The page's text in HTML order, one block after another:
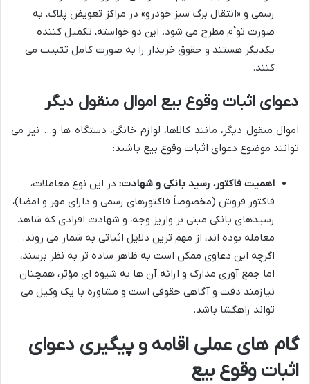
رسمی و «انتقال برگ سبز خودرو» در مراکز تعویض پلاک، به
صورت توأم مطرح می شود. این دو خواسته، تکمیل کننده
یکدیگر هستند و حقوق خریدار را به صورت کامل تثبیت می
کنند.
دعوای اثبات وقوع بیع اموال منقول دیگر
اموال منقول دیگر، مانند کالاها، لوازم خانگی، دستگاه ها و… نیز می
توانند موضوع دعوای اثبات وقوع بیع باشند:
اهمیت فاکتور، رسید بانکی و شهادت: در این نوع معاملات،
فاکتور فروش (مخصوصاً فاکتورهای رسمی و دارای مهر و امضا)،
رسیدهای بانکی مبنی بر واریز وجه، و شهادت افرادی که شاهد
معامله بوده اند، از مهم ترین دلایل اثباتی به شمار می روند.
اگرچه این دعاوی ممکن است به ظاهر ساده تر به نظر برسند،
اما جمع آوری مدارک و ارائه آن ها به شیوه ای مؤثر، همچنان
نیازمند دقت و آگاهی حقوقی است و مشاوره با یک وکیل می
تواند راهگشا باشد.
گام های عملی اقامه و پیگیری دعوای
اثبات وقوع بیع